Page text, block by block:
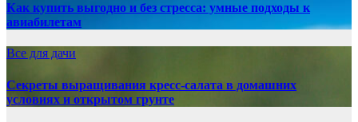
Как купить выгодно и без стресса: умные подходы к
авиабилетам
Все для дачи
Секреты выращивания кресс-салата в домашних
условиях и открытом грунте